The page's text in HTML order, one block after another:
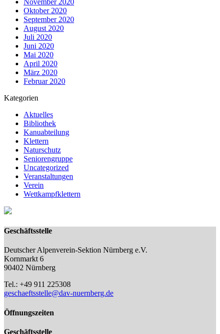
Oktober 2020
September 2020
August 2020
Juli 2020
Juni 2020
Mai 2020
April 2020
März 2020
Februar 2020
Kategorien
Aktuelles
Bibliothek
Kanuabteilung
Klettern
Naturschutz
Seniorengruppe
Uncategorized
Veranstaltungen
Verein
Wettkampfklettern
Geschäftsstelle
Deutscher Alpenverein-Sektion Nürnberg e.V.
Kornmarkt 6
90402 Nürnberg
Tel.: +49 911 225308
geschaeftsstelle@dav-nuernberg.de
Öffnungszeiten
Geschäftsstelle